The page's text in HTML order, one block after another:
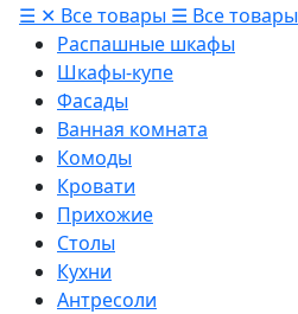
☰ ✕ Все товары ☰ Все товары
Распашные шкафы
Шкафы-купе
Фасады
Ванная комната
Комоды
Кровати
Прихожие
Столы
Кухни
Антресоли